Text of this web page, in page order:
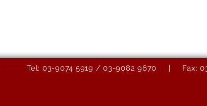
Tel: 03-9074 5919 / 03-9082 9670 | Fax: